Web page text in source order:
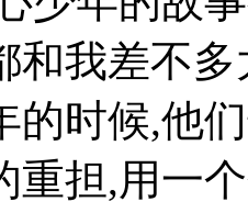
和我差不
的时候,他
重担,用一